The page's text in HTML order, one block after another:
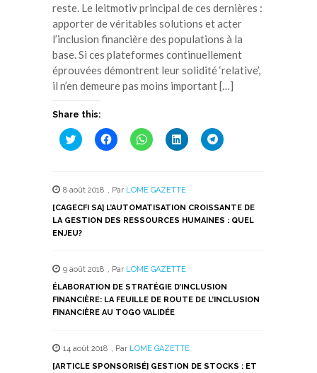
reste. Le leitmotiv principal de ces dernières :
apporter de véritables solutions et acter
l’inclusion financière des populations à la
base. Si ces plateformes continuellement
éprouvées démontrent leur solidité ‘relative’,
il n’en demeure pas moins important […]
Share this:
Cliquez
pour
une
nouvelle
fenêtre)
Cliquez
pour
une
nouvelle
fenêtre)
Cliquez
pour
une
nouvelle
fenêtre)
Cliquez
pour
une
nouvelle
fenêtre)
Cliquez
pour
nouvelle
fenêtre)
8 août 2018 , Par LOME GAZETTE
[CAGECFI SA] L’AUTOMATISATION CROISSANTE DE
LA GESTION DES RESSOURCES HUMAINES : QUEL
ENJEU?
9 août 2018 , Par LOME GAZETTE
ÉLABORATION DE STRATÉGIE D’INCLUSION
FINANCIÈRE: LA FEUILLE DE ROUTE DE L’INCLUSION
FINANCIÈRE AU TOGO VALIDÉE
14 août 2018 , Par LOME GAZETTE
[ARTICLE SPONSORISÉ] GESTION DE STOCKS : ET